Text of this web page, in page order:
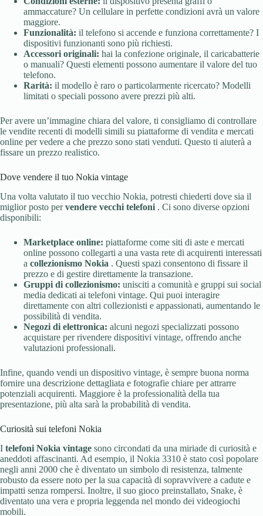
ammaccature? Un cellulare in perfette condizioni avrà un valore
maggiore.
Funzionalità: il telefono si accende e funziona correttamente? I
dispositivi funzionanti sono più richiesti.
Accessori originali: hai la confezione originale, il caricabatterie
o manuali? Questi elementi possono aumentare il valore del tuo
telefono.
Rarità: il modello è raro o particolarmente ricercato? Modelli
limitati o speciali possono avere prezzi più alti.
Per avere un’immagine chiara del valore, ti consigliamo di controllare
le vendite recenti di modelli simili su piattaforme di vendita e mercati
online per vedere a che prezzo sono stati venduti. Questo ti aiuterà a
fissare un prezzo realistico.
Dove vendere il tuo Nokia vintage
Una volta valutato il tuo vecchio Nokia, potresti chiederti dove sia il
miglior posto pervendere vecchi telefoni . Ci sono diverse opzioni
disponibili:
Marketplace online: piattaforme come siti di aste e mercati
online possono collegarti a una vasta rete di acquirenti interessati
a collezionismo Nokia . Questi spazi consentono di fissare il
prezzo e di gestire direttamente la transazione.
Gruppi di collezionismo: unisciti a comunità e gruppi sui social
media dedicati ai telefoni vintage. Qui puoi interagire
direttamente con altri collezionisti e appassionati, aumentando le
possibilità di vendita.
Negozi di elettronica: alcuni negozi specializzati possono
acquistare per rivendere dispositivi vintage, offrendo anche
valutazioni professionali.
Infine, quando vendi un dispositivo vintage, è sempre buona norma
fornire una descrizione dettagliata e fotografie chiare per attrarre
potenziali acquirenti. Maggiore è la professionalità della tua
presentazione, più alta sarà la probabilità di vendita.
Curiosità sui telefoni Nokia
I telefoni Nokia vintage sono circondati da una miriade di curiosità e
aneddoti affascinanti. Ad esempio, il Nokia 3310 è stato così popolare
negli anni 2000 che è diventato un simbolo di resistenza, talmente
robusto da essere noto per la sua capacità di sopravvivere a cadute e
impatti senza rompersi. Inoltre, il suo gioco preinstallato, Snake, è
diventato una vera e propria leggenda nel mondo dei videogiochi
mobili.